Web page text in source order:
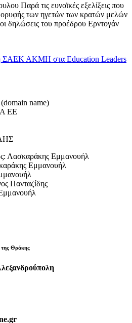
Παρά τις ευνοϊκές εξελίξεις που
των ηγετών των κρατών μελών
δηλώσεις του προέδρου Ερντογάν
ΣΑΕΚ ΑΚΜΗ στα Education Leaders
(domain name)
ΕΕ
Λασκαράκης Εμμανουήλ
Εμμανουήλ
Πανταζίδης
Θράκης